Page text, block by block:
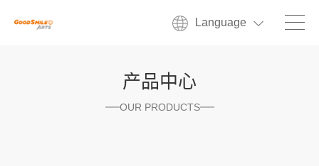
Language
产品中心
OUR PRODUCTS